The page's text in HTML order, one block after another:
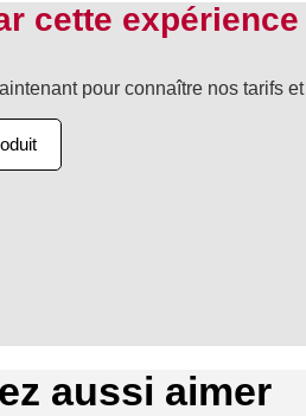
cette expérience
pour connaître nos tarifs et
aussi aimer